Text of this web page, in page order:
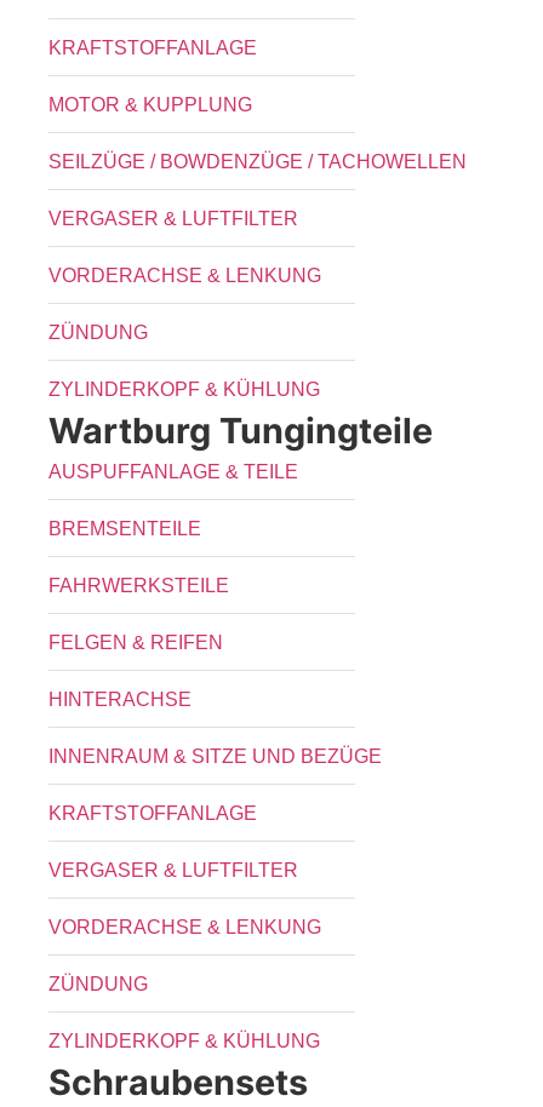
KRAFTSTOFFANLAGE
MOTOR & KUPPLUNG
SEILZÜGE / BOWDENZÜGE / TACHOWELLEN
VERGASER & LUFTFILTER
VORDERACHSE & LENKUNG
ZÜNDUNG
ZYLINDERKOPF & KÜHLUNG
Wartburg Tungingteile
AUSPUFFANLAGE & TEILE
BREMSENTEILE
FAHRWERKSTEILE
FELGEN & REIFEN
HINTERACHSE
INNENRAUM & SITZE UND BEZÜGE
KRAFTSTOFFANLAGE
VERGASER & LUFTFILTER
VORDERACHSE & LENKUNG
ZÜNDUNG
ZYLINDERKOPF & KÜHLUNG
Schraubensets